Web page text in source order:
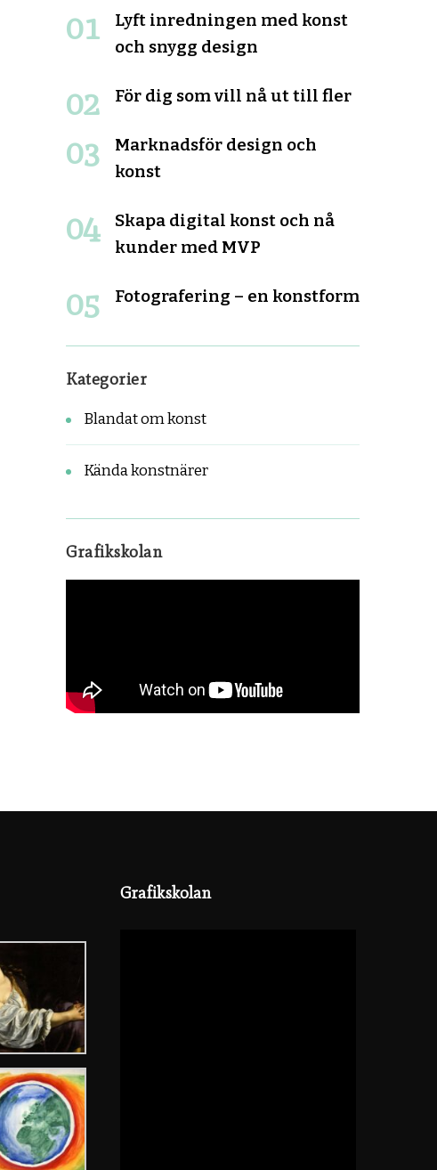
Lyft inredningen med konst
och snygg design
För dig som vill nå ut till fler
Marknadsför design och
konst
Skapa digital konst och nå
kunder med MVP
Fotografering – en konstform
Kategorier
Blandat om konst
Kända konstnärer
Grafikskolan
Grafikskolan